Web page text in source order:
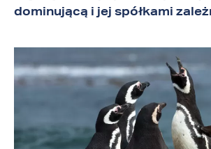
dominującą i jej spółkami